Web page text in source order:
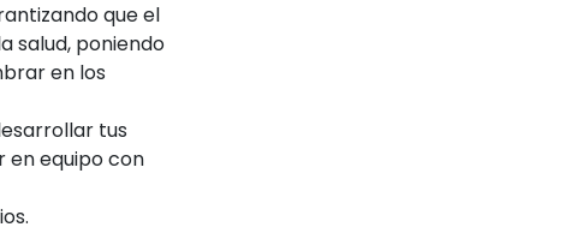
que el
salud, poniendo
en los
tus
en equipo con